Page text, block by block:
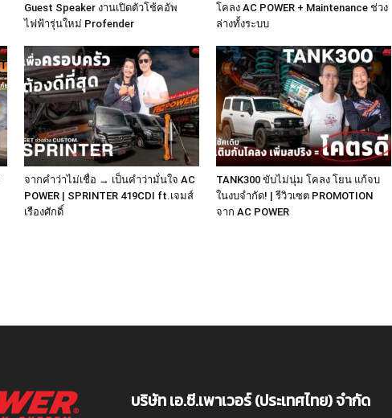
Guest Speaker งานเปิดตัวโช้คอัพ
ไฟฟ้ารุ่นใหม่ Profender
โคลง AC POWER + Maintenance ช่วง
ล่างทั้งระบบ
จากคำว่าไม่เชื่อ → เป็นคำว่ามั่นใจ AC
POWER | SPRINTER 419CDI ft.เจมส์
เรืองศักดิ์
TANK300 ขับไม่นุ่ม โคลง โยน แก้จบ
ในงบจำกัด! | รีวิวเซต PROMOTION
จาก AC POWER
บริษัท เอ.ซี.เพาเวอร์ (ประเทศไทย) จำกัด